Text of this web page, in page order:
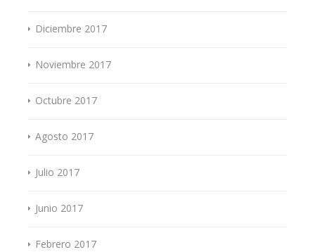
Diciembre 2017
Noviembre 2017
Octubre 2017
Agosto 2017
Julio 2017
Junio 2017
Febrero 2017